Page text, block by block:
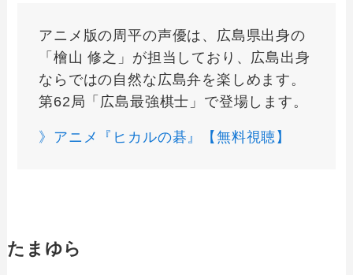
アニメ版の周平の声優は、広島県出身の
「檜山 修之」が担当しており、広島出身
ならではの自然な広島弁を楽しめます。
第62局「広島最強棋士」で登場します。
》アニメ『ヒカルの碁』【無料視聴】
たまゆら